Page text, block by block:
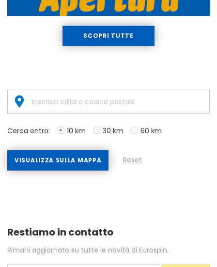
SCOPRI TUTTE
Cerca entro: 10 km 30 km 60 km
VISUALIZZA SULLA MAPPA Reset
Restiamo in contatto
Rimani aggiornato su tutte le novità di Eurospin.